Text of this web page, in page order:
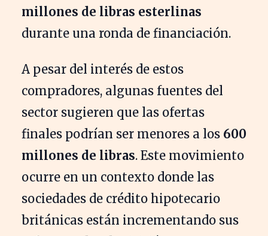
millones de libras esterlinas
durante una ronda de financiación.
A pesar del interés de estos
compradores, algunas fuentes del
sector sugieren que las ofertas
finales podrían ser menores a los 600
millones de libras. Este movimiento
ocurre en un contexto donde las
sociedades de crédito hipotecario
británicas están incrementando sus